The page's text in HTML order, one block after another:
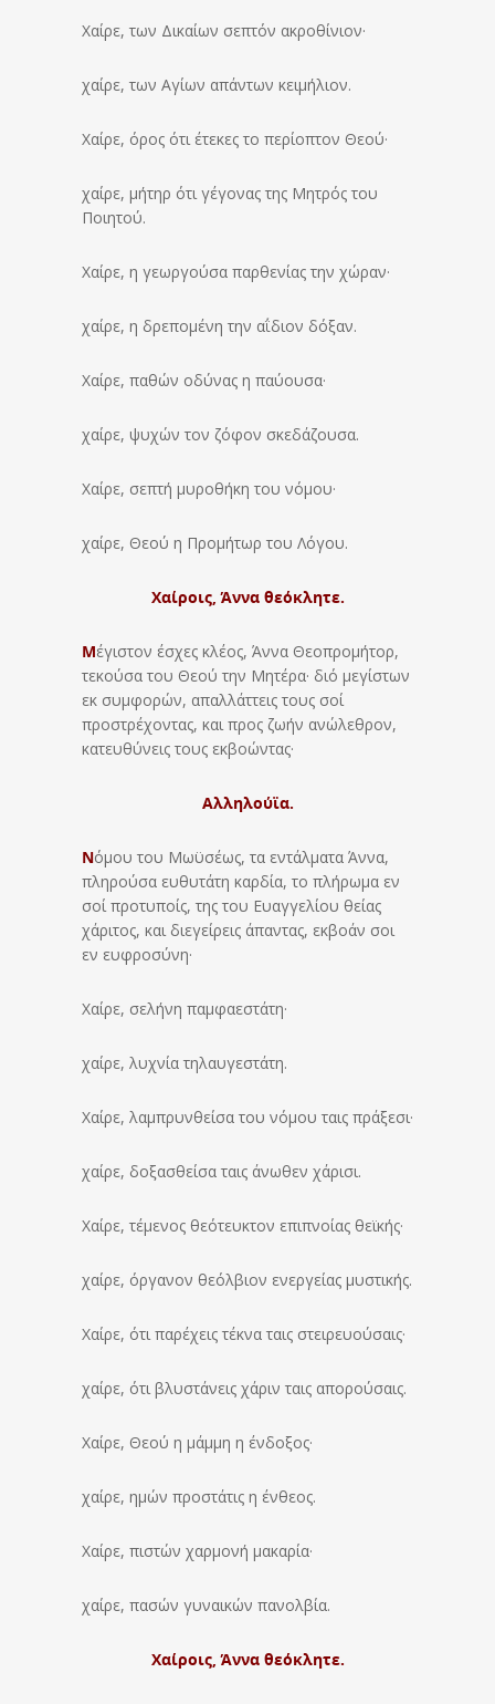
Χαίρε, των Δικαίων σεπτόν ακροθίνιον·
χαίρε, των Αγίων απάντων κειμήλιον.
Χαίρε, όρος ότι έτεκες το περίοπτον Θεού·
χαίρε, μήτηρ ότι γέγονας της Μητρός του
Ποιητού.
Χαίρε, η γεωργούσα παρθενίας την χώραν·
χαίρε, η δρεπομένη την αΐδιον δόξαν.
Χαίρε, παθών οδύνας η παύουσα·
χαίρε, ψυχών τον ζόφον σκεδάζουσα.
Χαίρε, σεπτή μυροθήκη του νόμου·
χαίρε, Θεού η Προμήτωρ του Λόγου.
Χαίροις, Άννα θεόκλητε.
Μέγιστον έσχες κλέος, Άννα Θεοπρομήτορ,
τεκούσα του Θεού την Μητέρα· διό μεγίστων
εκ συμφορών, απαλλάττεις τους σοί
προστρέχοντας, και προς ζωήν ανώλεθρον,
κατευθύνεις τους εκβοώντας·
Αλληλούϊα.
Νόμου του Μωϋσέως, τα εντάλματα Άννα,
πληρούσα ευθυτάτη καρδία, το πλήρωμα εν
σοί προτυποίς, της του Ευαγγελίου θείας
χάριτος, και διεγείρεις άπαντας, εκβοάν σοι
εν ευφροσύνη·
Χαίρε, σελήνη παμφαεστάτη·
χαίρε, λυχνία τηλαυγεστάτη.
Χαίρε, λαμπρυνθείσα του νόμου ταις πράξεσι·
χαίρε, δοξασθείσα ταις άνωθεν χάρισι.
Χαίρε, τέμενος θεότευκτον επιπνοίας θεϊκής·
χαίρε, όργανον θεόλβιον ενεργείας μυστικής.
Χαίρε, ότι παρέχεις τέκνα ταις στειρευούσαις·
χαίρε, ότι βλυστάνεις χάριν ταις απορούσαις.
Χαίρε, Θεού η μάμμη η ένδοξος·
χαίρε, ημών προστάτις η ένθεος.
Χαίρε, πιστών χαρμονή μακαρία·
χαίρε, πασών γυναικών πανολβία.
Χαίροις, Άννα θεόκλητε.